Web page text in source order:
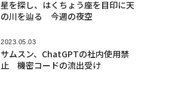
星を探し、はくちょう座を目印に天
の川を辿る 今週の夜空
2023.05.03
サムスン、ChatGPTの社内使用禁
止 機密コードの流出受け